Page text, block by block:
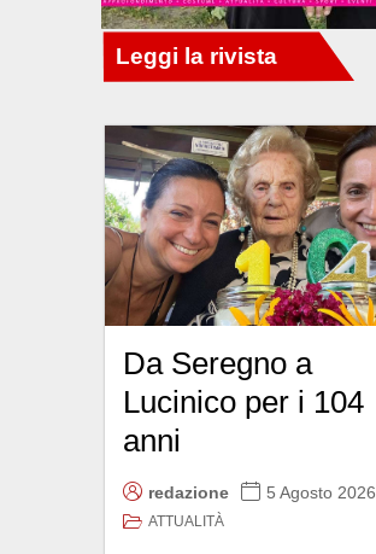
Da Seregno a
Lucinico per i 104
anni
redazione 5 Agosto 2026
ATTUALITÀ